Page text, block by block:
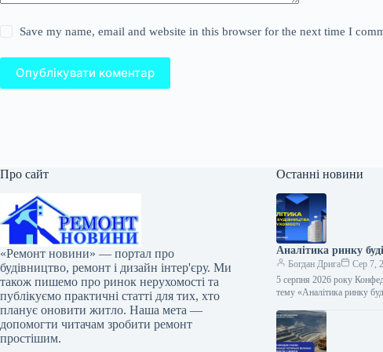
Save my name, email and website in this browser for the next time I
Опублікувати коментар
Про сайт
«Ремонт новини» — портал про
будівництво, ремонт і дизайн інтер'єру. Ми
також пишемо про ринок нерухомості та
публікуємо практичні статті для тих, хто
планує оновити житло. Наша мета —
допомогти читачам зробити ремонт
простішим.
Останні новини
Аналітика ринку
Богдан Дрига
Сер 7,
5 серпня 2026 року
тему «Аналітика ринку